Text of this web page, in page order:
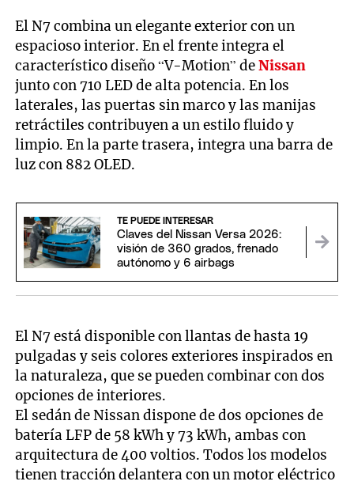
El N7 combina un elegante exterior con un
espacioso interior. En el frente integra el
característico diseño “V-Motion” deNissan
junto con 710 LED de alta potencia. En los
laterales, las puertas sin marco y las manijas
retráctiles contribuyen a un estilo fluido y
limpio. En la parte trasera, integra una barra de
luz con 882 OLED.
TE PUEDE INTERESAR
Claves del Nissan Versa 2026:
visión de 360 grados, frenado
autónomo y 6 airbags
El N7 está disponible con llantas de hasta 19
pulgadas y seis colores exteriores inspirados en
la naturaleza, que se pueden combinar con dos
opciones de interiores.
El sedán de Nissan dispone de dos opciones de
batería LFP de 58 kWh y 73 kWh, ambas con
arquitectura de 400 voltios. Todos los modelos
tienen tracción delantera con un motor eléctrico